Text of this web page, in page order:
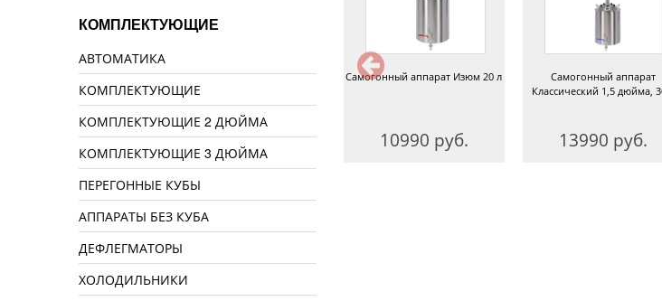
аппарат Немец
Про 20 л
9990 руб.
Самогонный аппарат Изюм 36 л
15990 руб.
Самогонный аппарат Изюм 20 л
10990 руб.
Самогонный аппарат
Классический 1,5 дюйма,
13990 руб.
КОМПЛЕКТУЮЩИЕ
АВТОМАТИКА
КОМПЛЕКТУЮЩИЕ
КОМПЛЕКТУЮЩИЕ 2 ДЮЙМА
КОМПЛЕКТУЮЩИЕ 3 ДЮЙМА
ПЕРЕГОННЫЕ КУБЫ
АППАРАТЫ БЕЗ КУБА
ДЕФЛЕГМАТОРЫ
ХОЛОДИЛЬНИКИ